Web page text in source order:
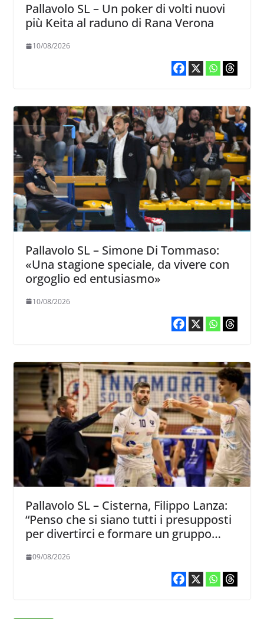
Pallavolo SL – Un poker di volti nuovi
più Keita al raduno di Rana Verona
10/08/2026
Pallavolo SL – Simone Di Tommaso:
«Una stagione speciale, da vivere con
orgoglio ed entusiasmo»
10/08/2026
Pallavolo SL – Cisterna, Filippo Lanza:
“Penso che si siano tutti i presupposti
per divertirci e formare un gruppo
09/08/2026